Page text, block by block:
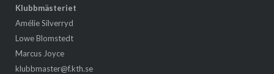
Klubbmästeriet
Amélie Silverryd
Lowe Blomstedt
Marcus Joyce
klubbmaster@f.kth.se